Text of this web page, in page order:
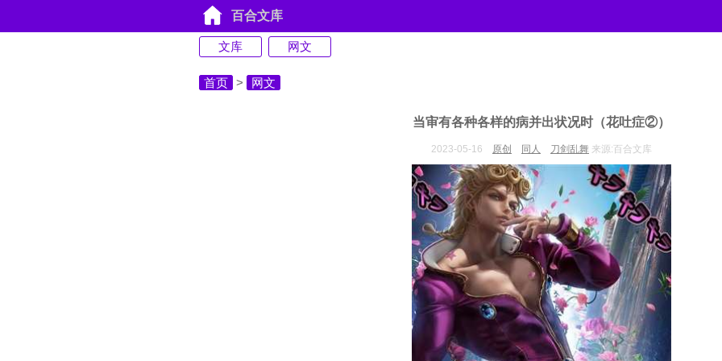
百合文库
文库 网文
首页 > 网文
当审有各种各样的病并出状况时（花吐症②）
2023-05-16 原创 同人 刀剑乱舞来源:百合文库